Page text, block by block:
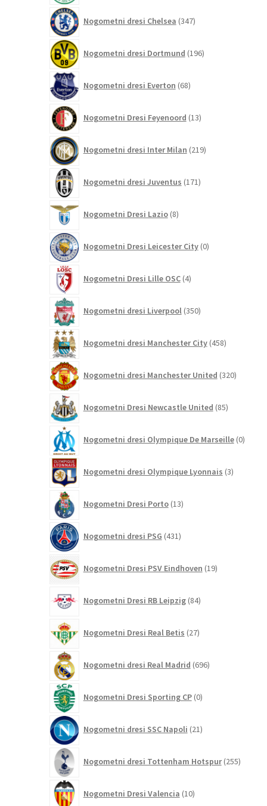
Nogometni dresi Chelsea 347izdelkov
Nogometni dresi Dortmund 196izdelkov
Nogometni dresi Everton 68izdelkov
Nogometni Dresi Feyenoord 13izdelkov
Nogometni dresi Inter Milan 219izdelkov
Nogometni dresi Juventus 171izdelkov
Nogometni Dresi Lazio 8izdelkov
Nogometni Dresi Leicester City 0izdelkov
Nogometni Dresi Lille OSC 4izdelki
Nogometni dresi Liverpool 350izdelkov
Nogometni dresi Manchester City 458izdelkov
Nogometni dresi Manchester United 320izdelkov
Nogometni Dresi Newcastle United 85izdelkov
Nogometni dresi Olympique De Marseille 0
Nogometni dresi Olympique Lyonnais 3izdelki
Nogometni Dresi Porto 13izdelkov
Nogometni dresi PSG 431izdelkov
Nogometni Dresi PSV Eindhoven 19izdelkov
Nogometni Dresi RB Leipzig 84izdelkov
Nogometni Dresi Real Betis 27izdelkov
Nogometni dresi Real Madrid 696izdelkov
Nogometni Dresi Sporting CP 0izdelkov
Nogometni dresi SSC Napoli 21izdelkov
Nogometni dresi Tottenham Hotspur 255
Nogometni Dresi Valencia 10izdelkov